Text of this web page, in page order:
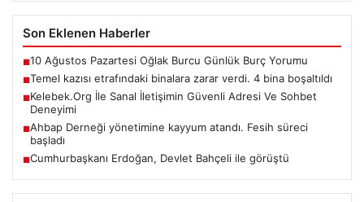
Son Eklenen Haberler
■10 Ağustos Pazartesi Oğlak Burcu Günlük Burç Yorumu
■Temel kazısı etrafındaki binalara zarar verdi. 4 bina boşaltıldı
■Kelebek.Org İle Sanal İletişimin Güvenli Adresi Ve Sohbet
Deneyimi
■Ahbap Derneği yönetimine kayyum atandı. Fesih süreci
başladı
■Cumhurbaşkanı Erdoğan, Devlet Bahçeli ile görüştü